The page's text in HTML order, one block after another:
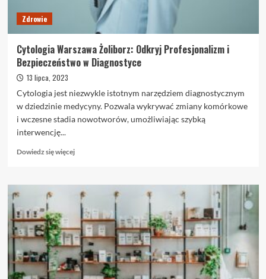
Zdrowie
Cytologia Warszawa Żoliborz: Odkryj Profesjonalizm i
Bezpieczeństwo w Diagnostyce
13 lipca, 2023
Cytologia jest niezwykle istotnym narzędziem diagnostycznym
w dziedzinie medycyny. Pozwala wykrywać zmiany komórkowe
i wczesne stadia nowotworów, umożliwiając szybką
interwencję...
Dowiedz się więcejDowiedz
o
Cytologia
Warszawa
Żoliborz:
Odkryj
Profesjonalizm
i
Bezpieczeństwo
w